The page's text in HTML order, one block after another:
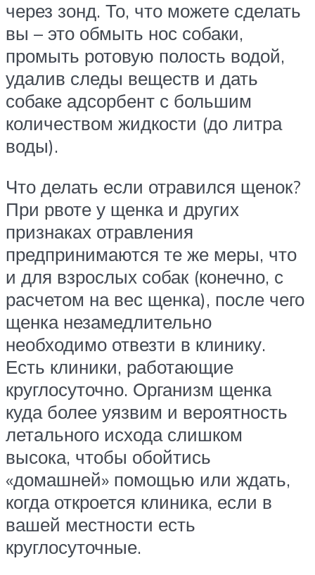
через зонд. То, что можете сделать
вы – это обмыть нос собаки,
промыть ротовую полость водой,
удалив следы веществ и дать
собаке адсорбент с большим
количеством жидкости (до литра
воды).
Что делать если отравился щенок?
При рвоте у щенка и других
признаках отравления
предпринимаются те же меры, что
и для взрослых собак (конечно, с
расчетом на вес щенка), после чего
щенка незамедлительно
необходимо отвезти в клинику.
Есть клиники, работающие
круглосуточно. Организм щенка
куда более уязвим и вероятность
летального исхода слишком
высока, чтобы обойтись
«домашней» помощью или ждать,
когда откроется клиника, если в
вашей местности есть
круглосуточные.